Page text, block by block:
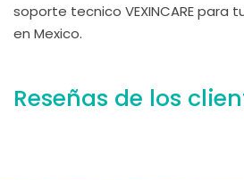
soporte tecnico VEXINCARE para
en Mexico.
Reseñas de los